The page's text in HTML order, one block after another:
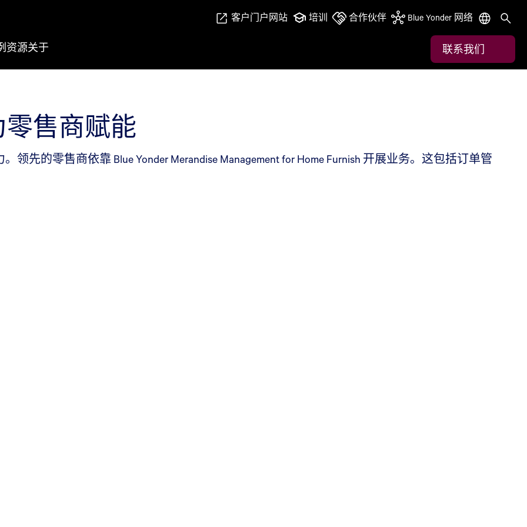
客户门户网站 培训 合作伙伴 Blue Yonder 网络
资源关于 联系我们
售商赋能
先的零售商依靠 Blue Yonder Merandise Management for Home Furnish 开展业务。这包括订单管